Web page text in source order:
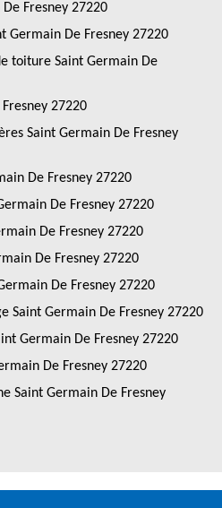
Fresney 27220
Germain De Fresney 27220
toiture Saint Germain De
27220
Saint Germain De Fresney
De Fresney 27220
De Fresney 27220
De Fresney 27220
De Fresney 27220
De Fresney 27220
Saint Germain De Fresney 27220
Germain De Fresney 27220
De Fresney 27220
Saint Germain De Fresney